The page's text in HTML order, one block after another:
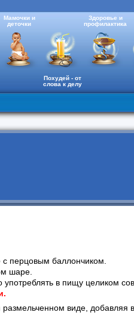
Мамочки и
деточки
Здоровье и
профилактика
Похудей - от
слова к делу
перцовым баллончиком.
шаре.
употреблять в пищу целиком
размельченном виде, добавляя